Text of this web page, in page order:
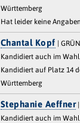
Württemberg
Hat leider keine
Chantal Kopf |
Kandidiert auch im
Kandidiert auf Platz 14
Württemberg
Stephanie Aeffner|
Kandidiert auch im